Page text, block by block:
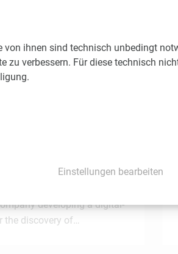
Sie auch interessieren
developing a digital-
the discovery of…
von ihnen sind technisch unbedingt
zu verbessern. Für diese technisch
Einstellungen bearbeiten